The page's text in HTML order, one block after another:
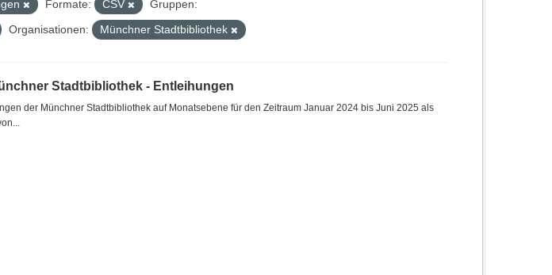
Formate: CSV
Gruppen:
Organisationen: Münchner Stadtbibliothek
Stadtbibliothek - Entleihungen
der Münchner Stadtbibliothek auf Monatsebene für den Zeitraum Januar 2024 bis Juni 2025 als